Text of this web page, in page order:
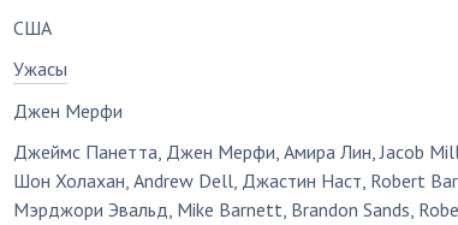
США
Ужасы
Джен Мерфи
Джеймс Панетта, Джен Мерфи, Амира Лин,Jacob
Шон Холахан, Andrew Dell, Джастин Наст, Robert
Мэрджори Эвальд, Mike Barnett, Brandon Sands,